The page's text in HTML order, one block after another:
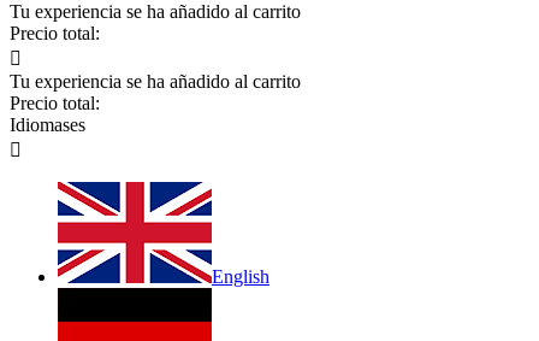
Tu experiencia se ha añadido al carrito
Precio total:

Tu experiencia se ha añadido al carrito
Precio total:
Idiomases

English